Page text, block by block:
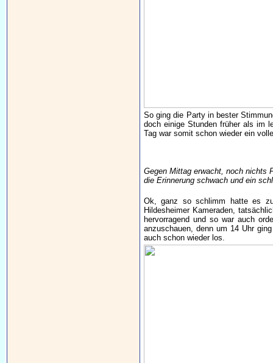
So ging die Party in bester
doch einige Stunden früher als im
Tag war somit schon wieder ein
Gegen Mittag erwacht, noch nichts
die Erinnerung schwach und ein
Ok, ganz so schlimm hatte es
Hildesheimer Kameraden,
hervorragend und so war auch
anzuschauen, denn um 14 Uhr
auch schon wieder los.